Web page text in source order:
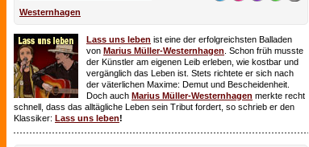
Westernhagen
Lass uns leben ist eine der erfolgreichsten Balladen
von Marius Müller-Westernhagen . Schon früh musste
der Künstler am eigenen Leib erleben, wie kostbar und
vergänglich das Leben ist. Stets richtete er sich nach
der väterlichen Maxime: Demut und Bescheidenheit.
Doch auch Marius Müller-Westernhagen merkte recht
schnell, dass das alltägliche Leben sein Tribut fordert, so schrieb er den
Klassiker: Lass uns leben!